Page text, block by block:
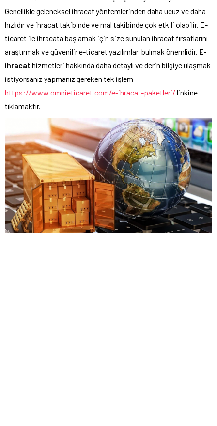
Genellikle geleneksel ihracat yöntemlerinden daha ucuz ve daha
hızlıdır ve ihracat takibinde ve mal takibinde çok etkili olabilir. E-
ticaret ile ihracata başlamak için size sunulan ihracat fırsatlarını
araştırmak ve güvenilir e-ticaret yazılımları bulmak önemlidir. E-
ihracat hizmetleri hakkında daha detaylı ve derin bilgiye ulaşmak
istiyorsanız yapmanız gereken tek işlem
https://www.omnieticaret.com/e-ihracat-paketleri/ linkine
tıklamaktır.